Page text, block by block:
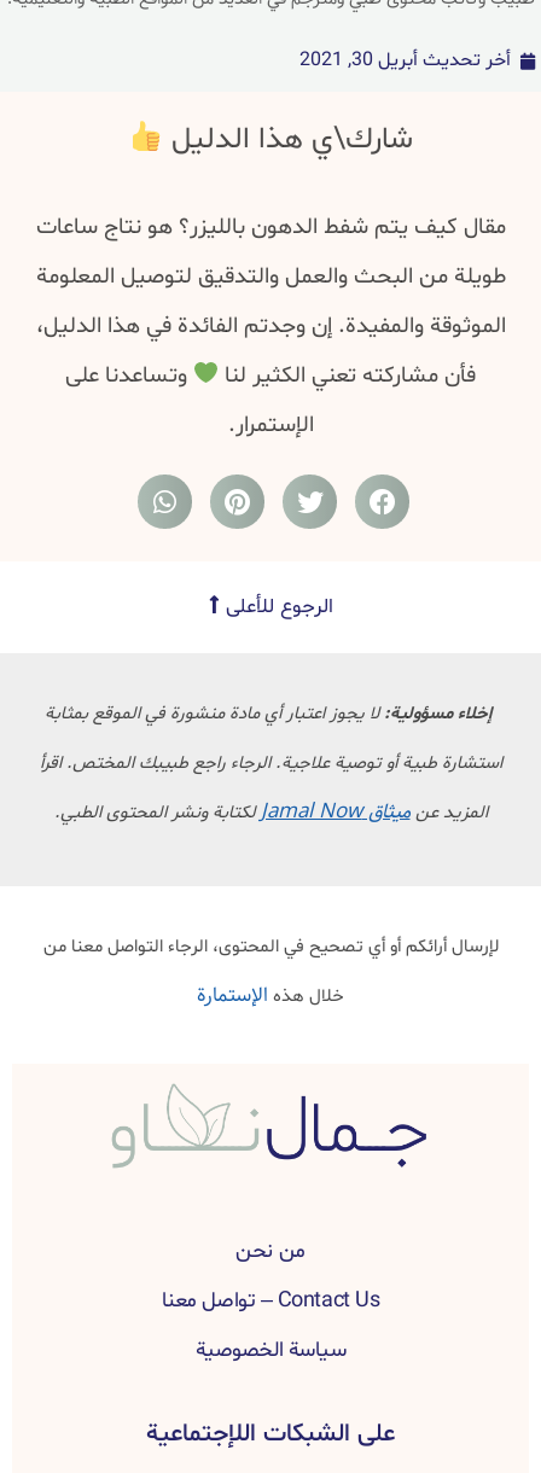
أخر تحديثأبريل 30, 2021
شارك\ي هذا الدليل
مقال كيف يتم شفط الدهون بالليزر؟ هو نتاج ساعات
طويلة من البحث والعمل والتدقيق لتوصيل المعلومة
الموثوقة والمفيدة. إن وجدتم الفائدة في هذا الدليل،
فأن مشاركته تعني الكثير لنا
وتساعدنا على
الإستمرار.
الرجوع للأعلى
إخلاء مسؤولية:لا يجوز اعتبار أي مادة منشورة في الموقع بمثابة
استشارة طبية أو توصية علاجية. الرجاء راجع طبيبك المختص. اقرأ
المزيد عنميثاق Jamal Now لكتابة ونشر المحتوى الطبي.
لإرسال أرائكم أو أي تصحيح في المحتوى، الرجاء التواصل معنا من
خلال هذه الإستمارة
من نحن
Contact Us – تواصل معنا
سياسة الخصوصية
على الشبكات اللإجتماعية